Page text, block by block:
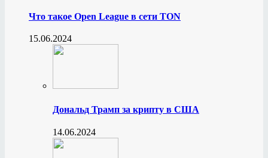
Что такое Open League в сети TON
15.06.2024
Дональд Трамп за крипту в США
14.06.2024